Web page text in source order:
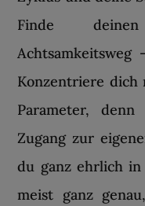
Finde
Konzentriere dich
Parameter,
Zugang zur
du ganz ehrlich
meist ganz